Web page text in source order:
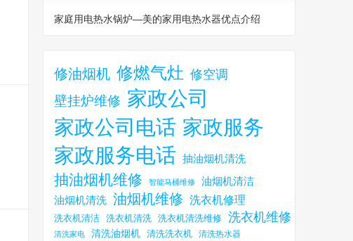
家庭用电热水锅炉—美的家用电热水器优点介绍
修油烟机 修燃气灶 修空调
壁挂炉维修 家政公司
家政公司电话 家政服务
家政服务电话 抽油烟机清洗
抽油烟机维修 智能马桶维修
油烟机清洁
油烟机清洗 油烟机维修 洗衣机修理
洗衣机清洁 洗衣机清洗 洗衣机清洗维修 洗衣机维修
清洗家电 清洗油烟机 清洗洗衣机 清洗热水器